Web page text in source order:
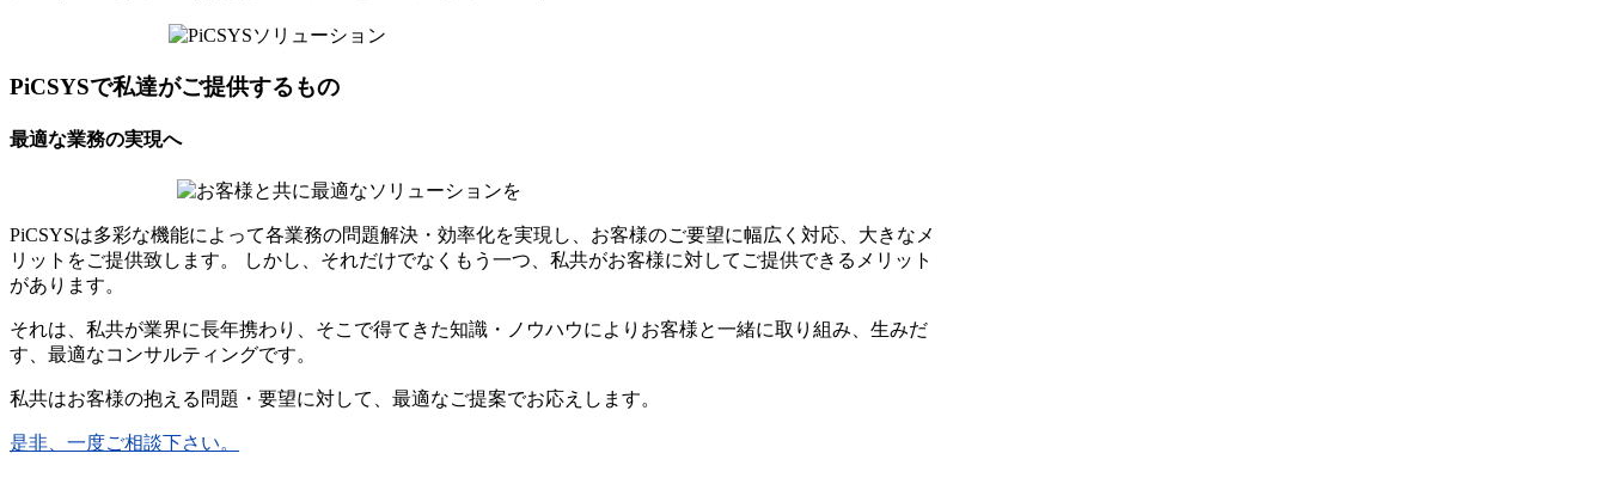
PiCSYSで私達がご提供するもの
最適な業務の実現へ
PiCSYSは多彩な機能によって各業務の問題解決・効率化を実現し、お客様のご要望に幅広く対応、大きなメ
リットをご提供致します。 しかし、それだけでなくもう一つ、私共がお客様に対してご提供できるメリット
があります。
それは、私共が業界に長年携わり、そこで得てきた知識・ノウハウによりお客様と一緒に取り組み、生みだ
す、最適なコンサルティングです。
私共はお客様の抱える問題・要望に対して、最適なご提案でお応えします。
是非、一度ご相談下さい。